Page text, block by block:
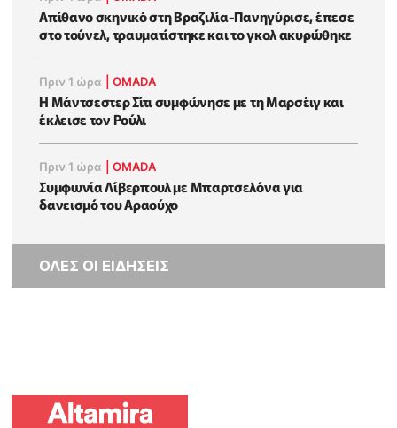
Απίθανο σκηνικό στη Βραζιλία-Πανηγύρισε, έπεσε
στο τούνελ, τραυματίστηκε και το γκολ ακυρώθηκε
Πριν 1 ώρα |OMADA
Η Μάντσεστερ Σίτι συμφώνησε με τη Μαρσέιγ και
έκλεισε τον Ρούλι
Πριν 1 ώρα |OMADA
Συμφωνία Λίβερπουλ με Μπαρτσελόνα για
δανεισμό του Αραούχο
ΟΛΕΣ ΟΙ ΕΙΔΗΣΕΙΣ